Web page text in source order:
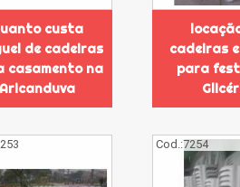
custa
de cadeiras
casamento na
Aricanduva
cadeiras
para
Cod.:7254